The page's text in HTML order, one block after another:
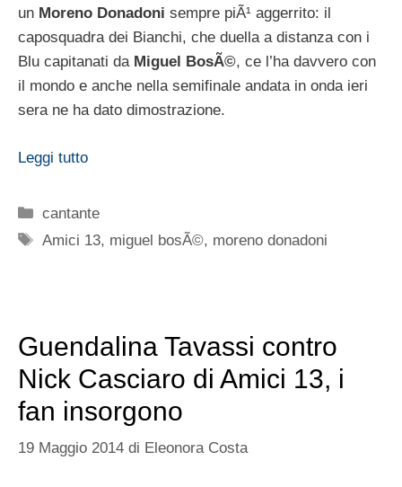
un Moreno Donadoni sempre piÃ¹ aggerrito: il
caposquadra dei Bianchi, che duella a distanza con i
Blu capitanati da Miguel BosÃ©, ce l’ha davvero con
il mondo e anche nella semifinale andata in onda ieri
sera ne ha dato dimostrazione.
Leggi tutto
Categorie
cantante
Tag
Amici 13, miguel bosÃ©, moreno donadoni
Guendalina Tavassi contro
Nick Casciaro di Amici 13, i
fan insorgono
19 Maggio 2014 di Eleonora Costa